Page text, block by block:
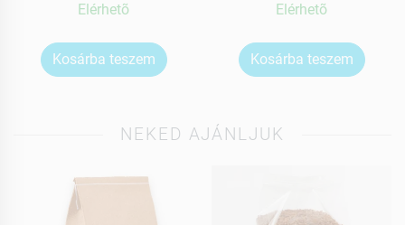
Elérhetõ
Kosárba teszem
Elérhetõ
Kosárba teszem
NEKED AJÁNLJUK